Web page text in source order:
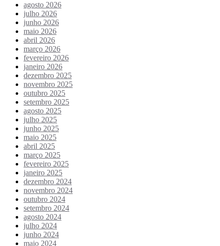
agosto 2026
julho 2026
junho 2026
maio 2026
abril 2026
março 2026
fevereiro 2026
janeiro 2026
dezembro 2025
novembro 2025
outubro 2025
setembro 2025
agosto 2025
julho 2025
junho 2025
maio 2025
abril 2025
março 2025
fevereiro 2025
janeiro 2025
dezembro 2024
novembro 2024
outubro 2024
setembro 2024
agosto 2024
julho 2024
junho 2024
maio 2024